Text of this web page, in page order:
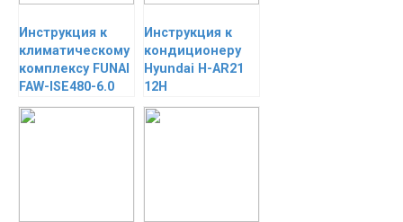
Инструкция к
климатическому
комплексу FUNAI
FAW-ISE480-6.0
Инструкция к
кондиционеру
Hyundai H-AR21
12H